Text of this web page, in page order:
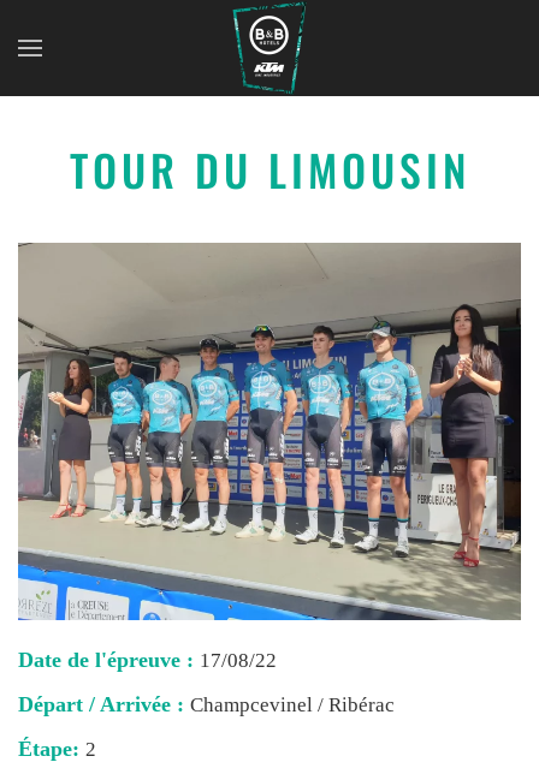
TOUR DU LIMOUSIN
Date de l'épreuve : 17/08/22
Départ / Arrivée : Champcevinel / Ribérac
Étape: 2